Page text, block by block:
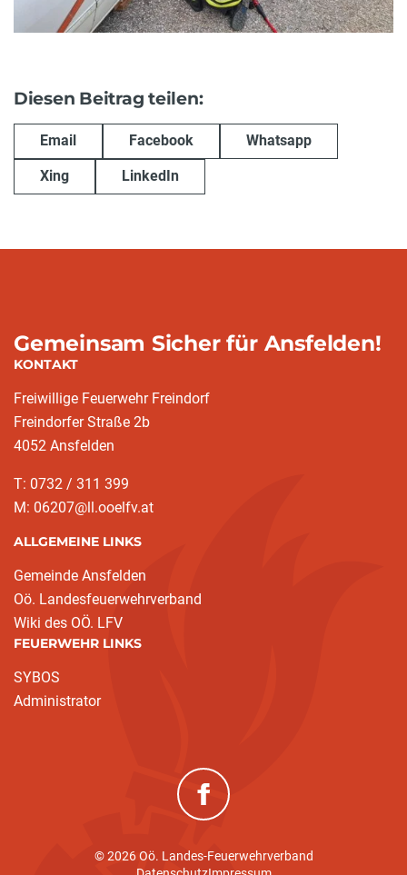
Diesen Beitrag teilen:
Email Facebook Whatsapp
Xing LinkedIn
Gemeinsam Sicher für Ansfelden!
KONTAKT
Freiwillige Feuerwehr Freindorf
Freindorfer Straße 2b
4052 Ansfelden
T: 0732 / 311 399
M: 06207@ll.ooelfv.at
ALLGEMEINE LINKS
Gemeinde Ansfelden
Oö. Landesfeuerwehrverband
Wiki des OÖ. LFV
FEUERWEHR LINKS
SYBOS
Administrator
(neues Fenster)
© 2026 Oö. Landes-Feuerwehrverband